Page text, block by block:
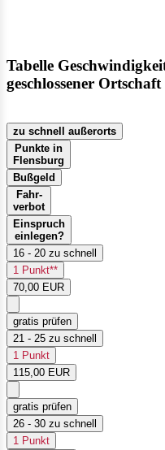
Tabelle
geschlossener
zu schnell außerorts
Punkte in
Flensburg
Bußgeld
Fahr-
verbot
Einspruch
einlegen?
16 - 20 zu schnell
1 Punkt**
70,00 EUR
gratis prüfen
21 - 25 zu schnell
1 Punkt
115,00 EUR
gratis prüfen
26 - 30 zu schnell
1 Punkt